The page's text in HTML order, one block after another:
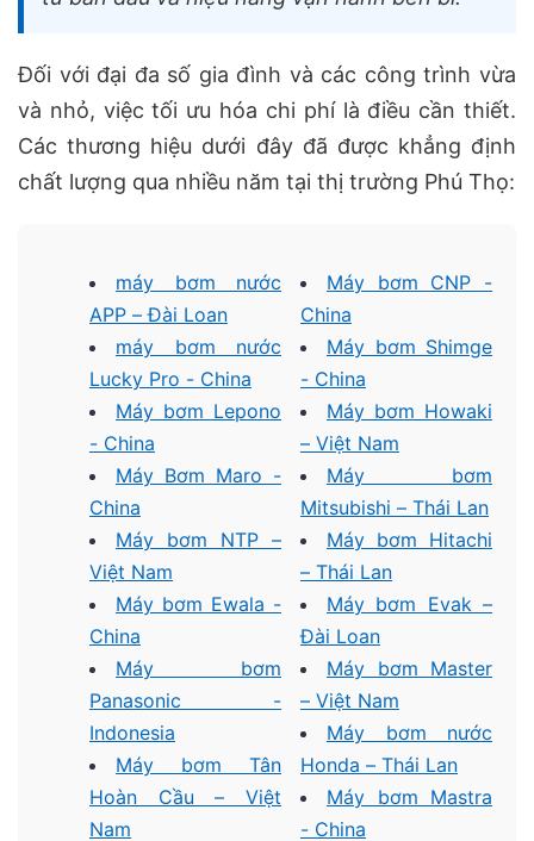
Đối với đại đa số gia đình và các công trình vừa
và nhỏ, việc tối ưu hóa chi phí là điều cần thiết.
Các thương hiệu dưới đây đã được khẳng định
chất lượng qua nhiều năm tại thị trường Phú Thọ:
máy bơm nước
APP – Đài Loan
máy bơm nước
Lucky Pro - China
Máy bơm Lepono
- China
Máy Bơm Maro -
China
Máy bơm NTP –
Việt Nam
Máy bơm Ewala -
China
Máy bơm
Panasonic -
Indonesia
Máy bơm Tân
Hoàn Cầu – Việt
Nam
Máy bơm CNP -
China
Máy bơm Shimge
- China
Máy bơm Howaki
– Việt Nam
Máy bơm
Mitsubishi – Thái Lan
Máy bơm Hitachi
– Thái Lan
Máy bơm Evak –
Đài Loan
Máy bơm Master
– Việt Nam
Máy bơm nước
Honda – Thái Lan
Máy bơm Mastra
- China